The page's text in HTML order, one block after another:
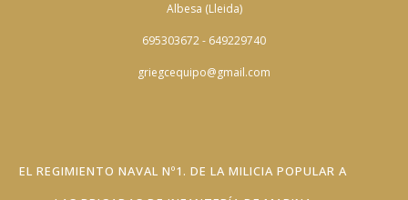
Albesa (Lleida)
695303672 - 649229740
griegcequipo@gmail.com
EL REGIMIENTO NAVAL Nº1. DE LA MILICIA POPULAR A